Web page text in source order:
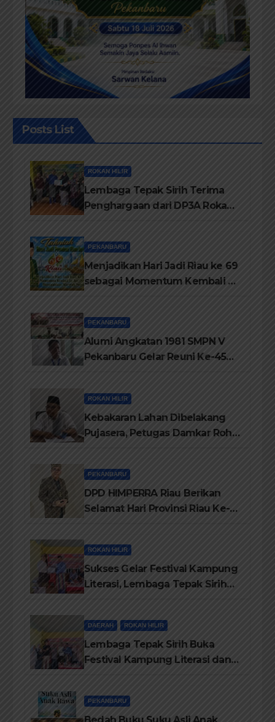
Posts List
ROKAN HILIR
Lembaga Tepak Sirih Terima
Penghargaan dari DP3A Rokan
PEKANBARU
Menjadikan Hari Jadi Riau ke 69
sebagai Momentum Kembali ke
PEKANBARU
Alumi Angkatan 1981 SMPN V
Pekanbaru Gelar Reuni Ke-45
ROKAN HILIR
Kebakaran Lahan Dibelakang
Pujasera, Petugas Damkar Rohil
PEKANBARU
DPD HIMPERRA Riau Berikan
Selamat Hari Provinsi Riau Ke-
ROKAN HILIR
Sukses Gelar Festival Kampung
Literasi, Lembaga Tepak Sirih
DAERAH ROKAN HILIR
Lembaga Tepak Sirih Buka
Festival Kampung Literasi dan
PEKANBARU